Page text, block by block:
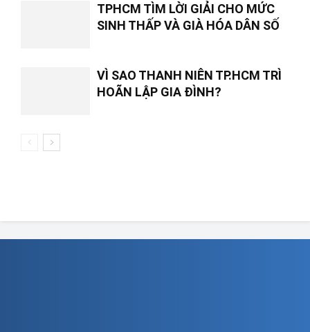
TPHCM TÌM LỜI GIẢI CHO MỨC
SINH THẤP VÀ GIÀ HÓA DÂN SỐ
VÌ SAO THANH NIÊN TP.HCM TRÌ
HOÃN LẬP GIA ĐÌNH?